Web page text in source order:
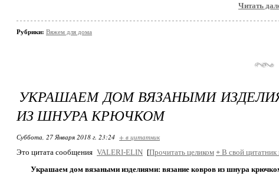
Читать
Рубрики: Вяжем для дома
УКРАШАЕМ ДОМ ВЯЗАНЫМИ
ИЗ ШНУРА КРЮЧКОМ
Суббота, 27 Января 2018 г. 23:24 + в цитатник
Это цитата сообщения VALERI-ELIN [Прочитать целиком + В свой
Украшаем дом вязаными изделиями: вязание ковров из шнура